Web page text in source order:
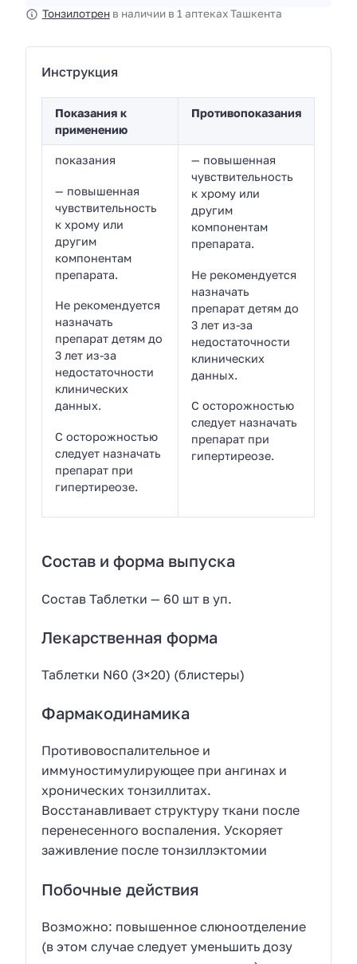
Тонзилотренв наличии в 1 аптеках Ташкента
Инструкция
Показания к
применению
Противопоказания
показания
— повышенная
чувствительность
к хрому или
другим
компонентам
препарата.
Не рекомендуется
назначать
препарат детям до
3 лет из-за
недостаточности
клинических
данных.
С осторожностью
следует назначать
препарат при
гипертиреозе.
— повышенная
чувствительность
к хрому или
другим
компонентам
препарата.
Не рекомендуется
назначать
препарат детям до
3 лет из-за
недостаточности
клинических
данных.
С осторожностью
следует назначать
препарат при
гипертиреозе.
Состав и форма выпуска
Состав Таблетки — 60 шт в уп.
Лекарственная форма
Таблетки N60 (3×20) (блистеры)
Фармакодинамика
Противовоспалительное и
иммуностимулирующее при ангинах и
хронических тонзиллитах.
Восстанавливает структуру ткани после
перенесенного воспаления. Ускоряет
заживление после тонзиллэктомии
Побочные действия
Возможно: повышенное слюноотделение
(в этом случае следует уменьшить дозу